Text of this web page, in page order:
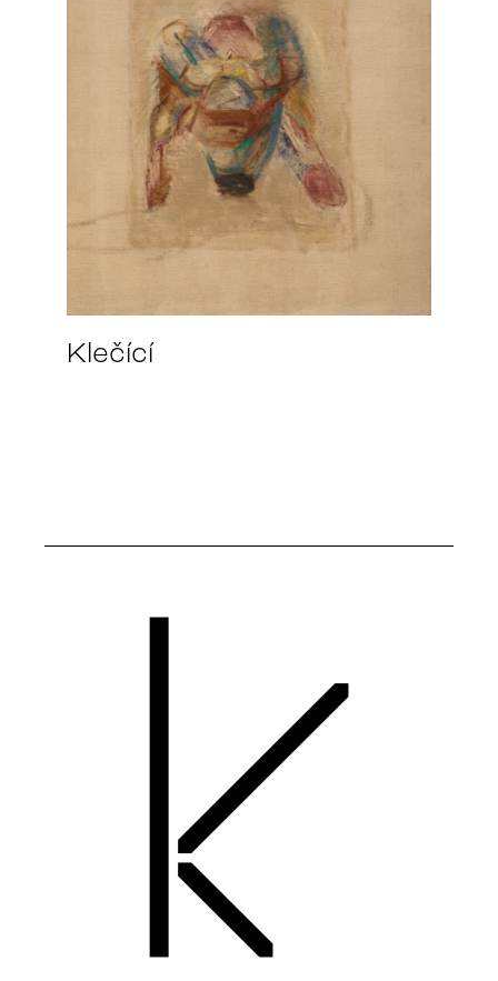
Klečící